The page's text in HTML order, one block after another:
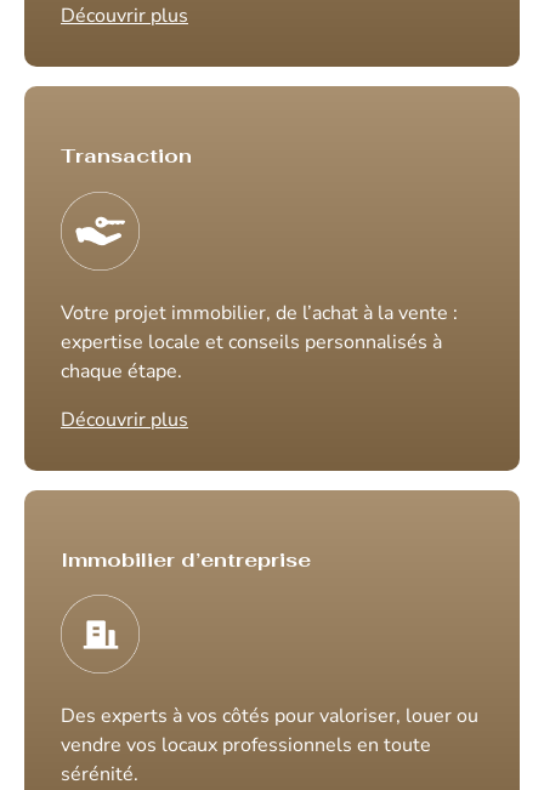
Découvrir plus
Transaction
Votre projet immobilier, de l’achat à la vente :
expertise locale et conseils personnalisés à
chaque étape.
Découvrir plus
Immobilier d’entreprise
Des experts à vos côtés pour valoriser, louer ou
vendre vos locaux professionnels en toute
sérénité.